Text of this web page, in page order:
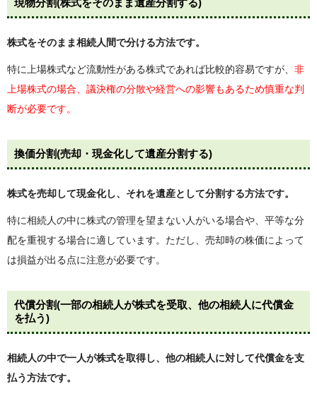
株式をそのまま相続人間で分ける方法です。
特に上場株式など流動性がある株式であれば比較的容易ですが、 非
上場株式の場合、議決権の分散や経営への影響もあるため慎重な判
断が必要です。
換価分割(売却・現金化して遺産分割する)
株式を売却して現金化し、それを遺産として分割する方法です。
特に相続人の中に株式の管理を望まない人がいる場合や、平等な分
配を重視する場合に適しています。ただし、売却時の株価によって
は損益が出る点に注意が必要です。
代償分割(一部の相続人が株式を受取、他の相続人に代償金
を払う)
相続人の中で一人が株式を取得し、他の相続人に対して代償金を支
払う方法です。